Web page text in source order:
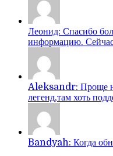
Леонид: Спасибо
информацию. Сейчас
Aleksandr: Проще
легенд,там хоть
Bandyah: Когда